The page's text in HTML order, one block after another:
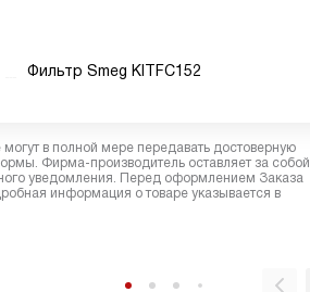
Фильтр Smeg KITFC152
в полной мере передавать достоверную
Фирма-производитель оставляет за собой
уведомления. Перед оформлением Заказа
информация о товаре указывается в